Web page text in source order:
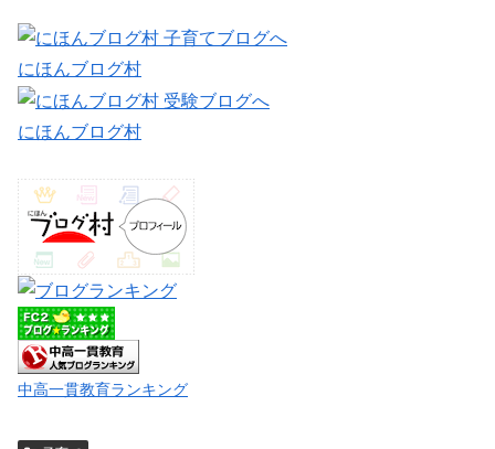
にほんブログ村
にほんブログ村
中高一貫教育ランキング